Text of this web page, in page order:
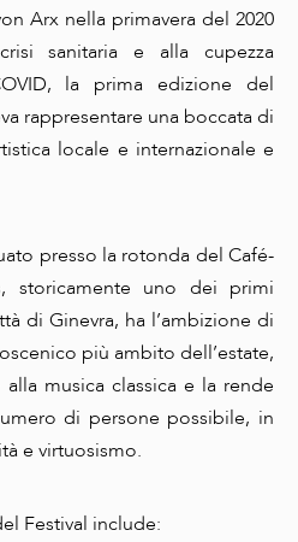
Arx nella primavera del 2020
sanitaria e alla cupezza
la prima edizione del
rappresentare una boccata di
locale e internazionale e
presso la rotonda del Café-
storicamente uno dei primi
di Ginevra, ha l’ambizione di
più ambito dell’estate,
musica classica e la rende
di persone possibile, in
e virtuosismo.
Festival include: